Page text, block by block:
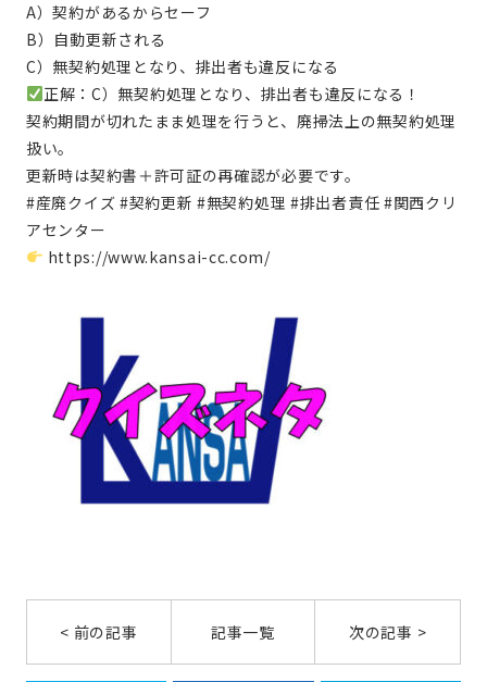
A）契約があるからセーフ
B）自動更新される
C）無契約処理となり、排出者も違反になる
正解：C）無契約処理となり、排出者も違反になる！
契約期間が切れたまま処理を行うと、廃掃法上の無契約処理
扱い。
更新時は契約書＋許可証の再確認が必要です。
#産廃クイズ #契約更新 #無契約処理 #排出者責任 #関西クリ
アセンター
https://www.kansai-cc.com/
< 前の記事 記事一覧 次の記事 >